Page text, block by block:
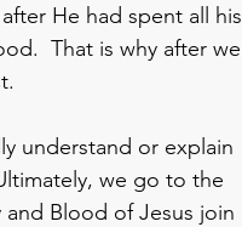
He had spent all his
That is why after we
understand or explain
we go to the
and Blood of Jesus join